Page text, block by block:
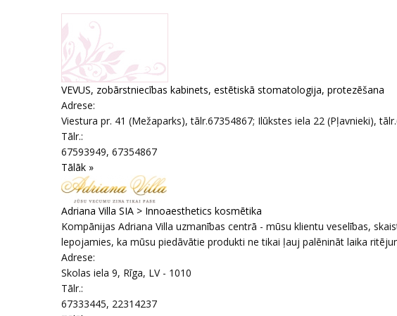
VEVUS, zobārstniecības kabinets, estētiskā stomatologija, protezēšana
Adrese:
Viestura pr. 41 (Mežaparks), tālr.67354867; Ilūkstes iela 22 (Pļavnieki),
Tālr.:
67593949, 67354867
Tālāk »
Adriana Villa SIA > Innoaesthetics kosmētika
Kompānijas Adriana Villa uzmanības centrā - mūsu klientu veselības,
lepojamies, ka mūsu piedāvātie produkti ne tikai ļauj palēnināt laika
Adrese:
Skolas iela 9, Rīga, LV - 1010
Tālr.:
67333445, 22314237